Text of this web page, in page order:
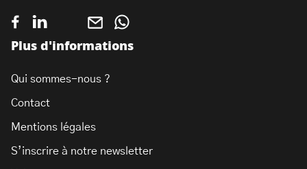
Plus d'informations
Qui sommes-nous ?
Contact
Mentions légales
S’inscrire à notre newsletter